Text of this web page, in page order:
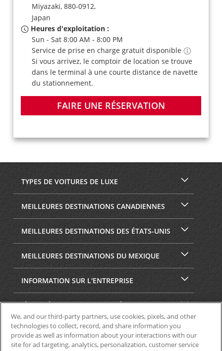
Miyazaki, 880-0912,
Japan
Heures d'exploitation :
Sun - Sat 8:00 AM - 8:00 PM
Service de prise en charge gratuit disponible
Si vous arrivez, le comptoir de location se trouve
dans le terminal à une courte distance de navette
du stationnement.
FAIRE UNE RÉSERVATION
TYPES DE VOITURES DE LUXE
MEILLEURES DESTINATIONS CANADIENNES
MEILLEURES DESTINATIONS DES ÉTATS-UNIS
MEILLEURES DESTINATIONS DU MEXIQUE
INFORMATION SUR L'ENTREPRISE
SÉCURITÉ ET CONFIDENTIALITÉ
We, and our third-party partners, use cookies, pixels, and other
technologies to collect, record, and share information you
provide as well as information about your interactions with our
site for ad targeting, analytics, personalization, customer service